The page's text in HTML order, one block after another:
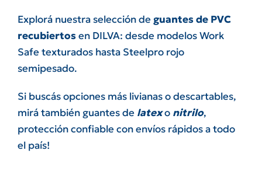
Explorá nuestra selección de guantes de PVC
recubiertosen DILVA: desde modelos Work
Safe texturados hasta Steelpro rojo
semipesado.
Si buscás opciones más livianas o descartables,
mirá también guantes de latexo nitrilo,
protección confiable con envíos rápidos a todo
el país!